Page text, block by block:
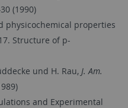
(1990)
physicochemical properties
Structure of p-
und H. Rau, J. Am.
and Experimental